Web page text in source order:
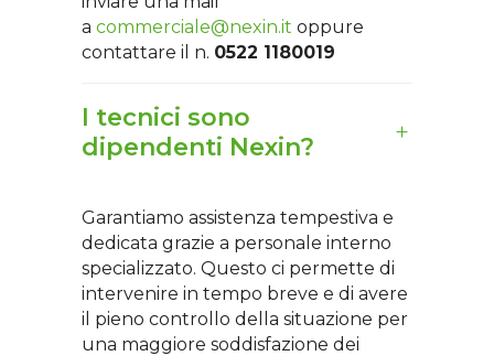
a commerciale@nexin.it oppure
contattare il n. 0522 1180019
I tecnici sono
dipendenti Nexin?
Garantiamo assistenza tempestiva e
dedicata grazie a personale interno
specializzato. Questo ci permette di
intervenire in tempo breve e di avere
il pieno controllo della situazione per
una maggiore soddisfazione dei